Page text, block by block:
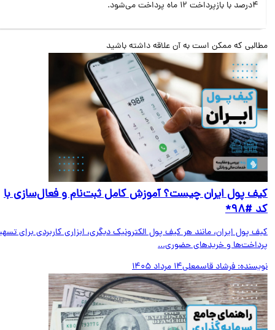
که ممکن است به آن علاقه داشته باشید
پول ایران چیست؟ آموزش کامل ثبت‌نام و فعال‌سازی با
پول ایران، مانند هر کیف پول الکترونیک دیگری، ابزاری کاربردی برای تسهیل
و خریدهای حضوری...
فرشاد قاسمعلی14 مرداد 1405